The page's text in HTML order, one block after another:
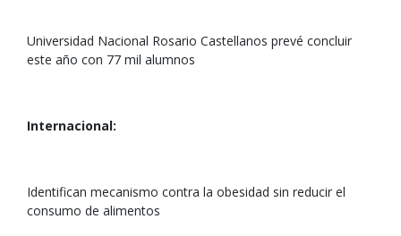
Universidad Nacional Rosario Castellanos prevé concluir
este año con 77 mil alumnos
Internacional:
Identifican mecanismo contra la obesidad sin reducir el
consumo de alimentos